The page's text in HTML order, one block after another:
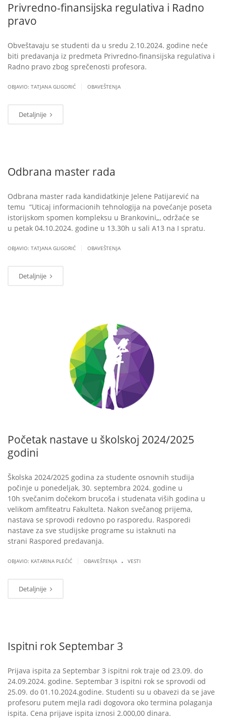
Privredno-finansijska regulativa i Radno
pravo
Obveštavaju se studenti da u sredu 2.10.2024. godine neće
biti predavanja iz predmeta Privredno-finansijska regulativa i
Radno pravo zbog sprečenosti profesora.
OBJAVIO: TATJANA GLIGORIĆ OBAVEŠTENJA
Detaljnije
Odbrana master rada
Odbrana master rada kandidatkinje Jelene Patijarević na
temu “Uticaj informacionih tehnologija na povećanje poseta
istorijskom spomen kompleksu u Brankovini„, održaće se
u petak 04.10.2024. godine u 13.30h u sali A13 na I spratu.
OBJAVIO: TATJANA GLIGORIĆ OBAVEŠTENJA
Detaljnije
Početak nastave u školskoj 2024/2025
godini
Školska 2024/2025 godina za studente osnovnih studija
počinje u ponedeljak, 30. septembra 2024. godine u
10h svečanim dočekom brucoša i studenata viših godina u
velikom amfiteatru Fakulteta. Nakon svečanog prijema,
nastava se sprovodi redovno po rasporedu. Rasporedi
nastave za sve studijske programe su istaknuti na
strani Raspored predavanja.
OBJAVIO: KATARINA PLEĆIĆ OBAVEŠTENJA . VESTI
Detaljnije
Ispitni rok Septembar 3
Prijava ispita za Septembar 3 ispitni rok traje od 23.09. do
24.09.2024. godine. Septembar 3 ispitni rok se sprovodi od
25.09. do 01.10.2024.godine. Studenti su u obavezi da se jave
profesoru putem mejla radi dogovora oko termina polaganja
ispita. Cena prijave ispita iznosi 2.000,00 dinara.